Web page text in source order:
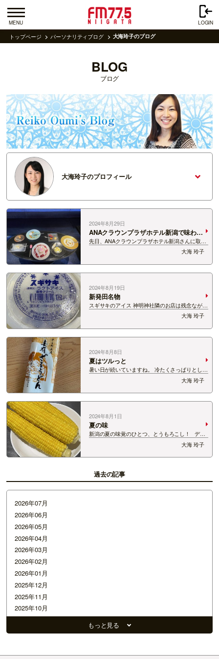
MENU LOGIN
トップページ パーソナリティブログ 大海玲子のブログ
BLOG
ブログ
大海玲子のプロフィール
2024年8月29日
ANAクラウンプラザホテル新潟で味わう
デザートコース
先日、ANAクラウンプラザホテル新潟さんに取材
でお邪魔させていただきました！ ご紹介したのは
「アシェット・デセール・コース＜夏＞」 デザー
ト７品のフルコースで、これまでも何回か開催し
ている企画です。 今回は燕市製のカトラ…
大海 玲子
2024年8月19日
新発田名物
スギサキのアイス 神明神社隣のお店は残念ながら
閉店してしまって、 いまは市内の和菓子屋さんが
事業を引き継いでいます。 そんなスギサキのア
イス、最近では、新発田のイオンでも買えるとの
ことで、お盆に味わいました…
大海 玲子
2024年8月8日
夏はツルっと
暑い日が続いていますね。 冷たくさっぱりとした
ものが食べたいなぁと思い、 昨日のお昼ご飯は、
十日町市の玉垣製麺所さんのうどんにしました！
こしがあって、ツルっとのどこしが良くて、と
ても美味しかったです！ ツ…
大海 玲子
2024年8月1日
夏の味
新潟の夏の味覚のひとつ、とうもろこし！ デイ
リーニュース土曜日担当の関根さんから、 おいし
いとうもろこしをいただいたので、 さっそく茹で
ました！ 甘くて美味し〜 ごちそうさまでした^ ^
大海 玲子
過去の記事
2026年07月
2026年06月
2026年05月
2026年04月
2026年03月
2026年02月
2026年01月
2025年12月
2025年11月
2025年10月
2025年08月
2025年06月
もっと見る